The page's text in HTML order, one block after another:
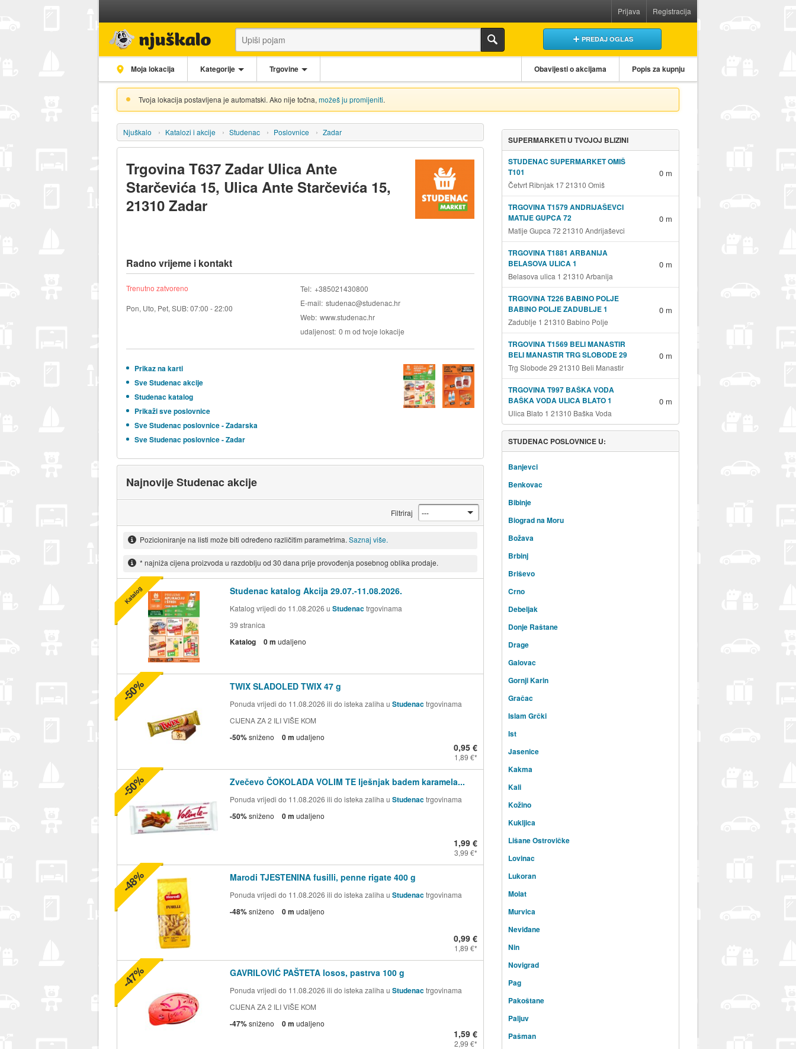
Prijava Registracija
PREDAJ OGLAS
Moja lokacija Kategorije Trgovine Obavijesti o akcijama Popis za kupnju
Tvoja lokacija postavljena je automatski. Ako nije točna, možeš ju promijeniti.
Njuškalo Katalozi i akcije Studenac Poslovnice Zadar
Trgovina T637 Zadar Ulica Ante
Starčevića 15, Ulica Ante Starčevića 15,
21310 Zadar
Radno vrijeme i kontakt
Trenutno zatvoreno
Pon, Uto, Pet, SUB: 07:00 - 22:00
Tel +385021430800
E-mail studenac@studenac.hr
Web www.studenac.hr
udaljenost 0 m od tvoje lokacije
Prikaz na karti
Sve Studenac akcije
Studenac katalog
Prikaži sve poslovnice
Sve Studenac poslovnice - Zadarska
Sve Studenac poslovnice - Zadar
Najnovije Studenac akcije
Filtriraj
Pozicioniranje na listi može biti određeno različitim parametrima. Saznaj više.
* najniža cijena proizvoda u razdoblju od 30 dana prije provođenja posebnog oblika prodaje.
Studenac katalog Akcija 29.07.-11.08.2026.
Katalog vrijedi do 11.08.2026 u Studenactrgovinama
39 stranica
Katalog 0 m udaljeno
Katalog
TWIX SLADOLED TWIX 47 g
Ponuda vrijedi do 11.08.2026 ili do isteka zaliha u Studenactrgovinama
CIJENA ZA 2 ILI VIŠE KOM
-50%sniženo 0 m udaljeno
0,95 €
1,89 €
-50%
Zvečevo ČOKOLADA VOLIM TE lješnjak badem karamela...
Ponuda vrijedi do 11.08.2026 ili do isteka zaliha u Studenactrgovinama
-50%sniženo 0 m udaljeno
1,99 €
3,99 €
-50%
Marodi TJESTENINA fusilli, penne rigate 400 g
Ponuda vrijedi do 11.08.2026 ili do isteka zaliha u Studenactrgovinama
-48%sniženo 0 m udaljeno
0,99 €
1,89 €
-48%
GAVRILOVIĆ PAŠTETA losos, pastrva 100 g
Ponuda vrijedi do 11.08.2026 ili do isteka zaliha u Studenactrgovinama
CIJENA ZA 2 ILI VIŠE KOM
-47%sniženo 0 m udaljeno
1,59 €
2,99 €
-47%
SUPERMARKETI U TVOJOJ BLIZINI
STUDENAC SUPERMARKET OMIŠ
T101
Četvrt Ribnjak 17 21310 Omiš
0 m
TRGOVINA T1579 ANDRIJAŠEVCI
MATIJE GUPCA 72
Matije Gupca 72 21310 Andrijaševci
0 m
TRGOVINA T1881 ARBANIJA
BELASOVA ULICA 1
Belasova ulica 1 21310 Arbanija
0 m
TRGOVINA T226 BABINO POLJE
BABINO POLJE ZADUBLJE 1
Zadublje 1 21310 Babino Polje
0 m
TRGOVINA T1569 BELI MANASTIR
BELI MANASTIR TRG SLOBODE 29
Trg Slobode 29 21310 Beli Manastir
0 m
TRGOVINA T997 BAŠKA VODA
BAŠKA VODA ULICA BLATO 1
Ulica Blato 1 21310 Baška Voda
0 m
STUDENAC POSLOVNICE U:
Banjevci
Benkovac
Bibinje
Biograd na Moru
Božava
Brbinj
Briševo
Crno
Debeljak
Donje Raštane
Drage
Galovac
Gornji Karin
Gračac
Islam Grčki
Ist
Jasenice
Kakma
Kali
Kožino
Kukljica
Lišane Ostrovičke
Lovinac
Lukoran
Molat
Murvica
Neviđane
Nin
Novigrad
Pag
Pakoštane
Paljuv
Pašman